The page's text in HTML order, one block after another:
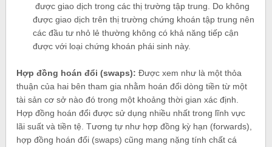
được giao dịch trong các thị trường tập trung. Do không
được giao dịch trên thị trường chứng khoán tập trung nên
các đầu tư nhỏ lẻ thường không có khả năng tiếp cận
được với loại chứng khoán phái sinh này.
Hợp đồng hoán đổi (swaps):Được xem như là một thỏa
thuận của hai bên tham gia nhằm hoán đổi dòng tiền từ một
tài sản cơ sở nào đó trong một khoảng thời gian xác định.
Hợp đồng hoán đổi được sử dụng nhiều nhất trong lĩnh vực
lãi suất và tiền tệ. Tương tự như hợp đồng kỳ hạn (forwards),
hợp đồng hoán đổi (swaps) cũng mang nặng tính chất cá